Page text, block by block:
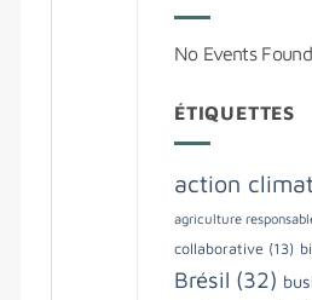
No Events Found
ÉTIQUETTES
action
agriculture
collaborative (13)
Brésil (32)